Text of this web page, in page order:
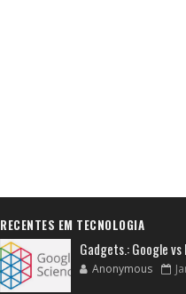
RECENTES EM TECNOLOGIA
Gadgets.: Google
Anonymous